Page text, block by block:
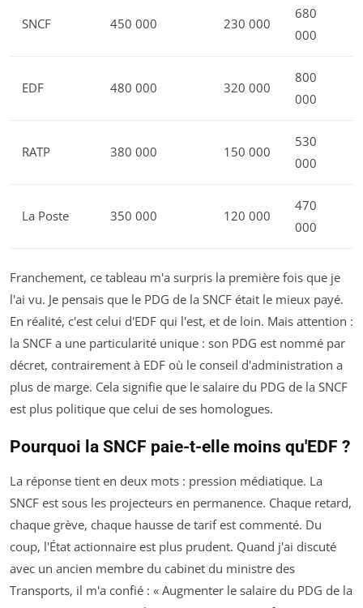
SNCF 450 000 230 000
680
000
EDF 480 000 320 000
800
000
RATP 380 000 150 000
530
000
La Poste 350 000 120 000
470
000
Franchement, ce tableau m'a surpris la première fois que je
l'ai vu. Je pensais que le PDG de la SNCF était le mieux payé.
En réalité, c'est celui d'EDF qui l'est, et de loin. Mais attention :
la SNCF a une particularité unique : son PDG est nommé par
décret, contrairement à EDF où le conseil d'administration a
plus de marge. Cela signifie que le salaire du PDG de la SNCF
est plus politique que celui de ses homologues.
Pourquoi la SNCF paie-t-elle moins qu'EDF ?
La réponse tient en deux mots : pression médiatique. La
SNCF est sous les projecteurs en permanence. Chaque retard,
chaque grève, chaque hausse de tarif est commenté. Du
coup, l'État actionnaire est plus prudent. Quand j'ai discuté
avec un ancien membre du cabinet du ministre des
Transports, il m'a confié : « Augmenter le salaire du PDG de la